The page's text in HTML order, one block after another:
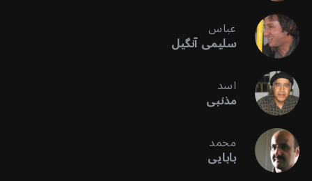
عباس
سلیمی آنگیل
اسد
مذنبی
محمد
بابایی